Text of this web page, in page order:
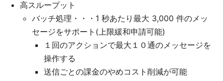
高スループット
バッチ処理・・・1 秒あたり最大 3,000 件のメッ
セージをサポート(上限緩和申請可能)
１回のアクションで最大１０通のメッセージを
操作する
送信ごとの課金のやめコスト削減が可能